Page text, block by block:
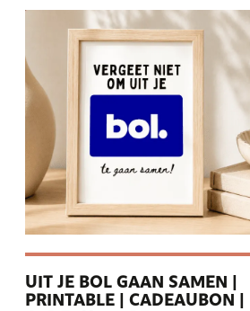
UIT JE BOL GAAN SAMEN |
PRINTABLE | CADEAUBON |